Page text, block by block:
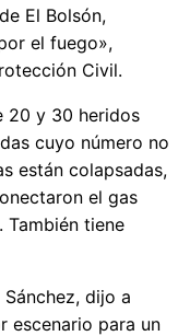
El Bolsón,
el fuego»,
Civil.
20 y 30 heridos
cuyo número no
están colapsadas,
el gas
También tiene
dijo a
escenario para un